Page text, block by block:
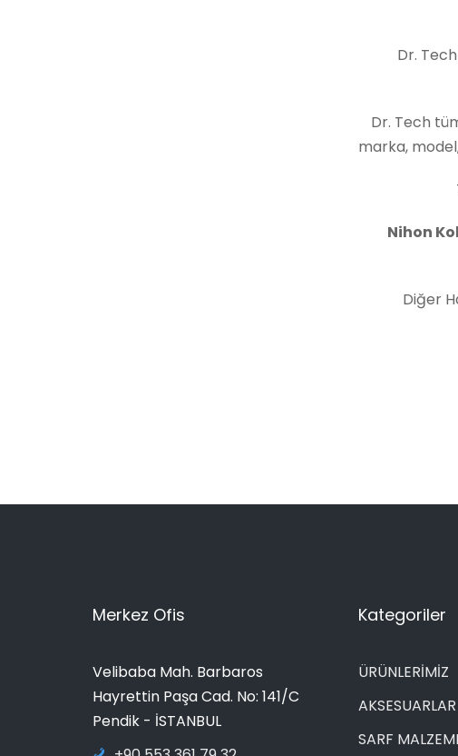
Dr.
Dr. Tech
marka,
Nihon
Diğer
Merkez Ofis
Velibaba Mah. Barbaros
Hayrettin Paşa Cad. No: 141/C
Pendik - İSTANBUL
Kategoriler
ÜRÜNLERİMİZ
AKSESUARLAR
SARF